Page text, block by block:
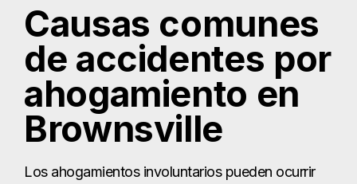
Causas comunes
de accidentes por
ahogamiento en
Brownsville
Los ahogamientos involuntarios pueden ocurrir